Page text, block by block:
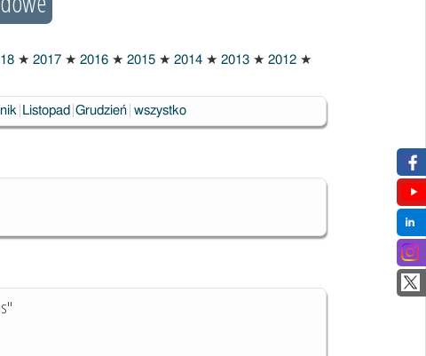
★ 2017 ★ 2016 ★ 2015 ★ 2014 ★ 2013 ★ 2012 ★
Listopad Grudzień wszystko